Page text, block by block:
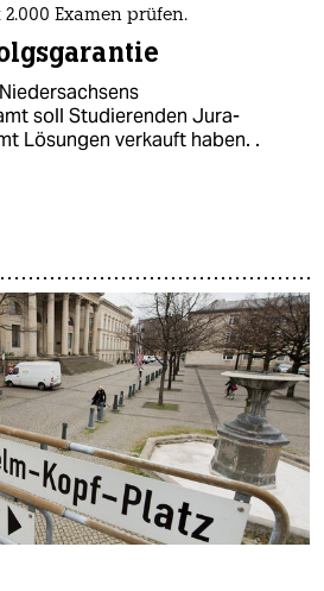
Examen prüfen.
soll Studierenden Jura-
Lösungen verkauft haben. .